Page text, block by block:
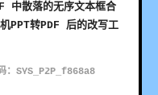
中散落的无序文本框合
PPT转PDF 后的改写工
SYS_P2P_f868a8